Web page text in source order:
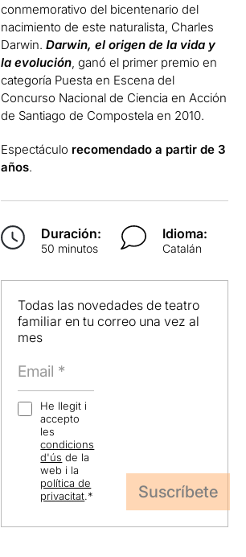
conmemorativo del bicentenario del
nacimiento de este naturalista, Charles
Darwin.Darwin, el origen de la vida y
la evolución, ganó el primer premio en
categoría Puesta en Escena del
Concurso Nacional de Ciencia en Acción
de Santiago de Compostela en 2010.
Espectáculo recomendado a partir de 3
años.
Duración:
50 minutos
Idioma:
Catalán
Todas las novedades de teatro
familiar en tu correo una vez al
mes
He llegit i
accepto
les
condicions
d'ús de la
web i la
política de
privacitat.*